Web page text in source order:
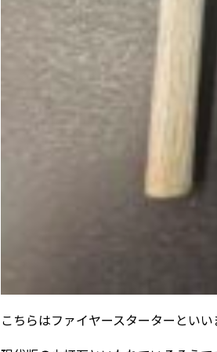
こちらはファイヤースターターといい